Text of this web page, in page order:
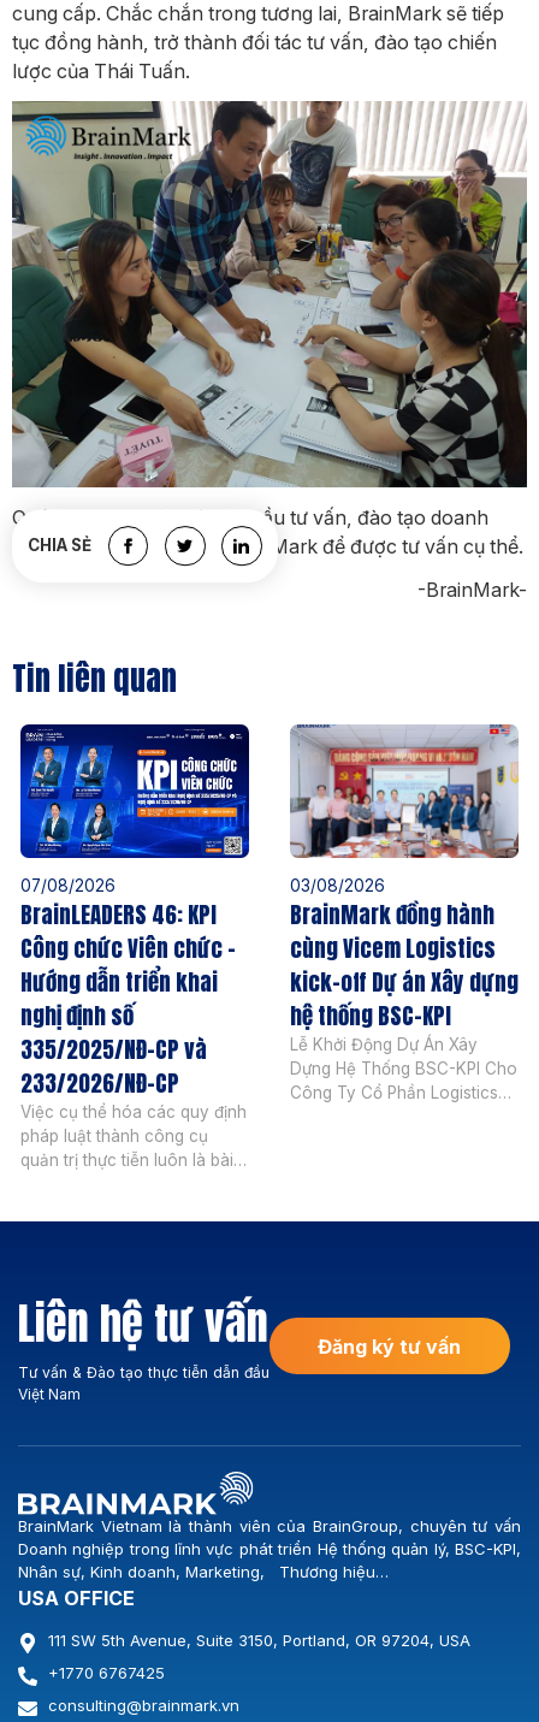
cung cấp. Chắc chắn trong tương lai, BrainMark sẽ tiếp
tục đồng hành, trở thành đối tác tư vấn, đào tạo chiến
lược của Thái Tuấn.
Quý doanh nghiệp có nhu cầu tư vấn, đào tạo doanh
nghiệp, vui lòng liên hệ BrainMark để được tư vấn cụ thể.
-BrainMark-
CHIA SẺ
Tin liên quan
07/08/2026
BrainLEADERS 46: KPI
Công chức Viên chức –
Hướng dẫn triển khai
nghị định số
335/2025/NĐ-CP và
233/2026/NĐ-CP
Việc cụ thể hóa các quy định
pháp luật thành công cụ
quản trị thực tiễn luôn là bài
335/2025/NĐ-CP và Nghị
định […]
03/08/2026
BrainMark đồng hành
cùng Vicem Logistics
kick-off Dự án Xây dựng
hệ thống BSC-KPI
Lễ Khởi Động Dự Án Xây
Dựng Hệ Thống BSC-KPI Cho
Công Ty Cổ Phần Logistics
Liên hệ tư vấn
Tư vấn & Đào tạo thực tiễn dẫn đầu
Việt Nam
Đăng ký tư vấn
BrainMark Vietnam là thành viên của BrainGroup, chuyên tư vấn
Doanh nghiệp trong lĩnh vực phát triển Hệ thống quản lý, BSC-KPI,
Nhân sự, Kinh doanh, Marketing, Thương hiệu…
USA OFFICE
111 SW 5th Avenue, Suite 3150, Portland, OR 97204, USA
+1770 6767425
consulting@brainmark.vn